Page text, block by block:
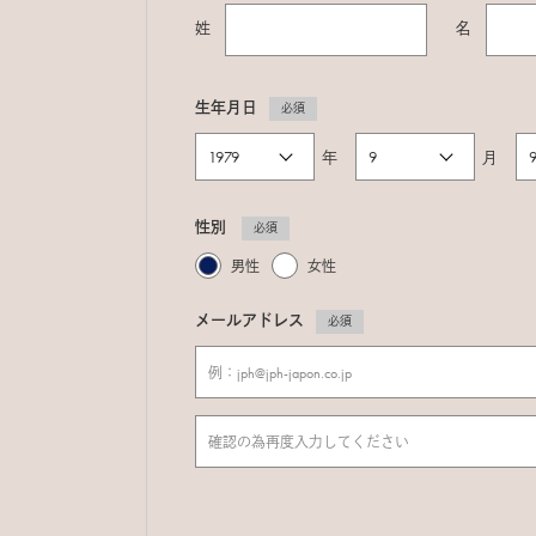
姓 名
生年月日 必須
年 月
性別 必須
男性 女性
メールアドレス 必須